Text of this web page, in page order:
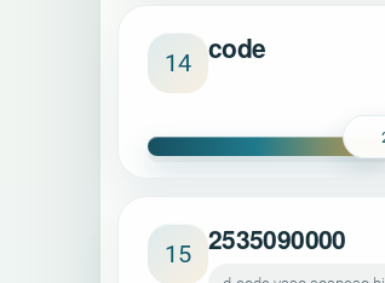
14 code
15 2535090000